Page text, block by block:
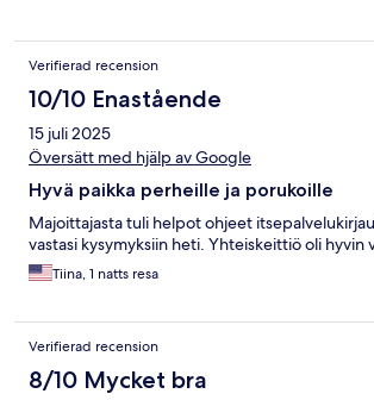
Verifierad recension
10/10 Enastående
15 juli 2025
Översätt med hjälp av Google
Hyvä paikka perheille ja porukoille
Majoittajasta tuli helpot ohjeet
vastasi kysymyksiin heti. Yhteiskeittiö oli hyvin
Tiina, 1 natts resa
Verifierad recension
8/10 Mycket bra